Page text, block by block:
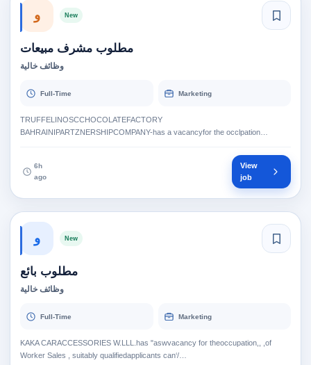
و New
مطلوب مشرف مبيعات
وظائف خالية
Full-Time Marketing
TRUFFELINOSCCHOCOLATEFACTORY
BAHRAINIPARTZNERSHIPCOMPANY-has a vacancyfor the occlpation
6h
ago
View
job
و New
مطلوب بائع
وظائف خالية
Full-Time Marketing
KAKA CARACCESSORIES W.LLL.has "aswvacancy for theoccupation,, ,of
Worker Sales , suitably qualifiedapplicants can‘/…